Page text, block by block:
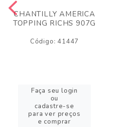
CHANTILLY AMERICA
TOPPING RICHS 907G
Código: 41447
Faça seu login
ou
cadastre-se
para ver preços
e comprar